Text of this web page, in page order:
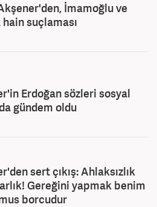
İmamoğlu ve
hain suçlaması
Erdoğan sözleri sosyal
gündem oldu
sert çıkış: Ahlaksızlık
Gereğini yapmak benim
borcudur